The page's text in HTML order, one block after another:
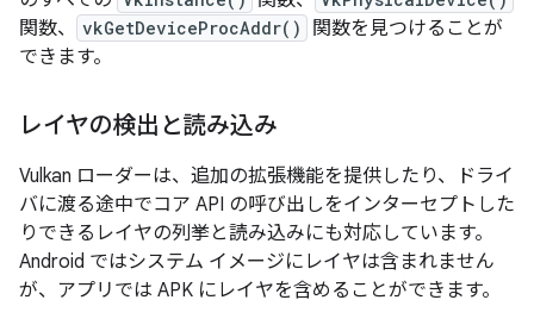
関数、 vkGetDeviceProcAddr()
関数を見つけることが
できます。
レイヤの検出と読み込み
Vulkan ローダーは、追加の拡張機能を提供したり、ドライ
バに渡る途中でコア API の呼び出しをインターセプトした
りできるレイヤの列挙と読み込みにも対応しています。
Android ではシステム イメージにレイヤは含まれません
が、アプリでは APK にレイヤを含めることができます。